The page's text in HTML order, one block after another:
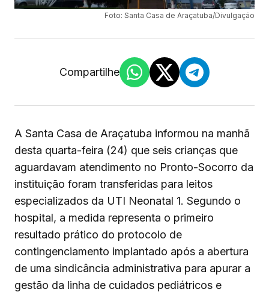
Foto: Santa Casa de Araçatuba/Divulgação
Compartilhe
A Santa Casa de Araçatuba informou na manhã
desta quarta-feira (24) que seis crianças que
aguardavam atendimento no Pronto-Socorro da
instituição foram transferidas para leitos
especializados da UTI Neonatal 1. Segundo o
hospital, a medida representa o primeiro
resultado prático do protocolo de
contingenciamento implantado após a abertura
de uma sindicância administrativa para apurar a
gestão da linha de cuidados pediátricos e